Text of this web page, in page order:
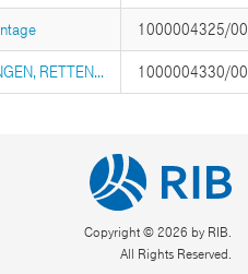
1000004325/
RETTEN... 1000004330/
Copyright © 2026 by RIB.
All Rights Reserved.